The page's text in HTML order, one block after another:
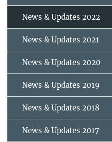
News & Updates 2022
News & Updates 2021
News & Updates 2020
News & Updates 2019
News & Updates 2018
News & Updates 2017